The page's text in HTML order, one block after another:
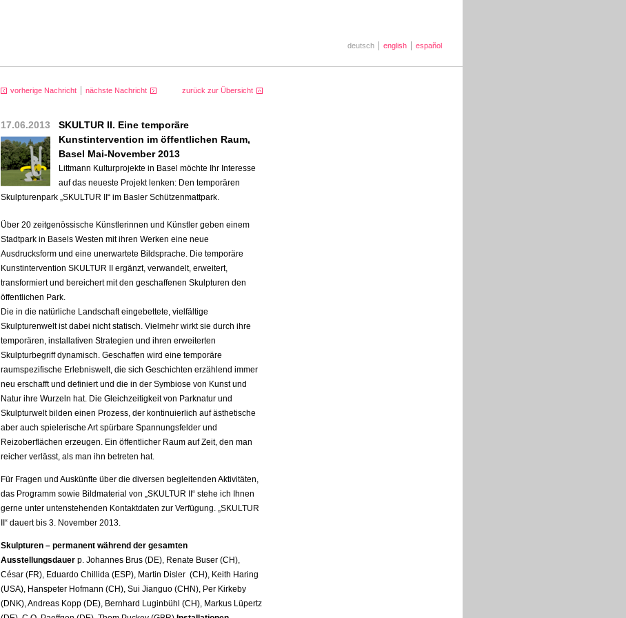
deutsch english español
vorherige Nachricht nächste Nachricht zurück zur Übersicht
17.06.2013
SKULTUR II. Eine temporäre
Kunstintervention im öffentlichen Raum,
Basel Mai-November 2013
Littmann Kulturprojekte in Basel möchte Ihr Interesse
auf das neueste Projekt lenken: Den temporären
Skulpturenpark „SKULTUR II“ im Basler Schützenmattpark.
Über 20 zeitgenössische Künstlerinnen und Künstler geben einem
Stadtpark in Basels Westen mit ihren Werken eine neue
Ausdrucksform und eine unerwartete Bildsprache. Die temporäre
Kunstintervention SKULTUR II ergänzt, verwandelt, erweitert,
transformiert und bereichert mit den geschaffenen Skulpturen den
öffentlichen Park.
Die in die natürliche Landschaft eingebettete, vielfältige
Skulpturenwelt ist dabei nicht statisch. Vielmehr wirkt sie durch ihre
temporären, installativen Strategien und ihren erweiterten
Skulpturbegriff dynamisch. Geschaffen wird eine temporäre
raumspezifische Erlebniswelt, die sich Geschichten erzählend immer
neu erschafft und definiert und die in der Symbiose von Kunst und
Natur ihre Wurzeln hat. Die Gleichzeitigkeit von Parknatur und
Skulpturwelt bilden einen Prozess, der kontinuierlich auf ästhetische
aber auch spielerische Art spürbare Spannungsfelder und
Reizoberflächen erzeugen. Ein öffentlicher Raum auf Zeit, den man
reicher verlässt, als man ihn betreten hat.
Für Fragen und Auskünfte über die diversen begleitenden Aktivitäten,
das Programm sowie Bildmaterial von „SKULTUR II“ stehe ich Ihnen
gerne unter untenstehenden Kontaktdaten zur Verfügung. „SKULTUR
II“ dauert bis 3. November 2013.
Skulpturen – permanent während der gesamten
Ausstellungsdauer p. Johannes Brus (DE), Renate Buser (CH),
César (FR), Eduardo Chillida (ESP), Martin Disler (CH), Keith Haring
(USA), Hanspeter Hofmann (CH), Sui Jianguo (CHN), Per Kirkeby
(DNK), Andreas Kopp (DE), Bernhard Luginbühl (CH), Markus Lüpertz